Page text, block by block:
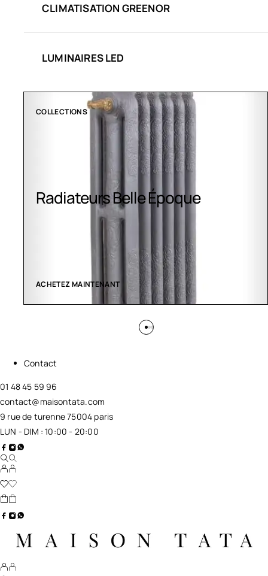
CLIMATISATION GREENOR
LUMINAIRES LED
CLIMATISATION GREENOR
Climatisation Greenor
VOIR LES CRÉATIONS
Contact
01 48 45 59 96
contact@maisontata.com
9 rue de turenne 75004 paris
LUN - DIM : 10:00 - 20:00